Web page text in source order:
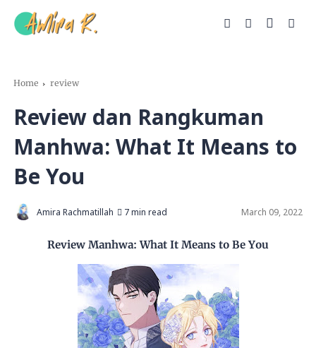
Home review
Review dan Rangkuman
Manhwa: What It Means to
Be You
Amira Rachmatillah 7 min read March 09, 2022
Review Manhwa: What It Means to Be You